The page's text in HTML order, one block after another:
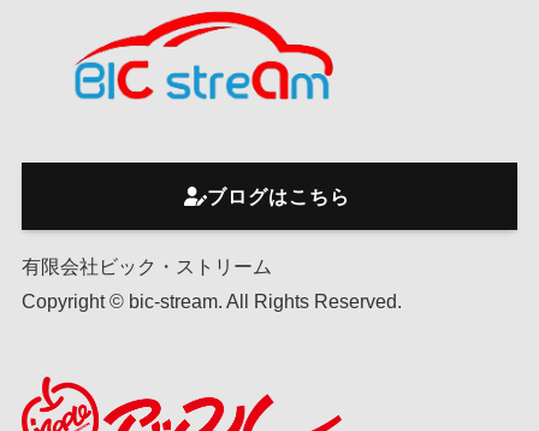
ブログはこちら
有限会社ビック・ストリーム
Copyright © bic-stream. All Rights Reserved.